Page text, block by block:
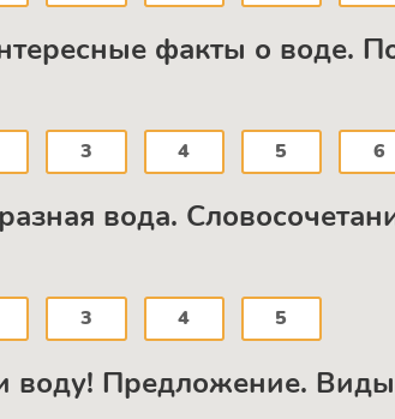
факты о воде.
3 4 5 6
вода.
3 4 5
воду! Предложение.